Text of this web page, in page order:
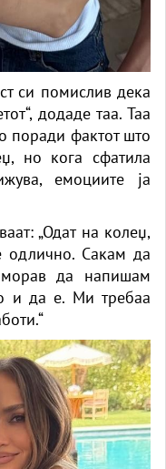
си помислив дека
додаде таа. Таа
поради фактот што
но кога сфатила
емоциите ја
„Одат на колеџ,
одлично. Сакам да
да напишам
и да е. Ми требаа